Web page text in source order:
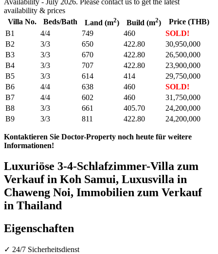
Availability - July 2026. Please contact us to get the latest
availability & prices
Villa No.
Beds/Bath Land (m2) Build (m2)
Price (THB)
B1
4/4 749 460
SOLD!
B2
3/3 650 422.80
30,950,000
B3
3/3 670 422.80
26,500,000
B4
3/3 707 422.80
23,900,000
B5
3/3 614 414
29,750,000
B6
4/4 638 460
SOLD!
B7
4/4 602 460
31,750,000
B8
3/3 661 405.70
24,200,000
B9
3/3 811 422.80 24,200,000
Kontaktieren Sie Doctor-Property noch heute für weitere
Informationen!
Luxuriöse 3-4-Schlafzimmer-Villa zum
Verkauf in Koh Samui, Luxusvilla in
Chaweng Noi, Immobilien zum Verkauf
in Thailand
Eigenschaften
✓ 24/7 Sicherheitsdienst